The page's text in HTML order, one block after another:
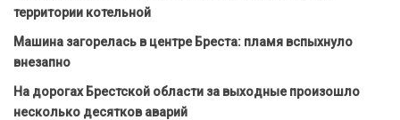
территории котельной
Машина загорелась в центре Бреста: пламя вспыхнуло
внезапно
На дорогах Брестской области за выходные произошло
несколько десятков аварий